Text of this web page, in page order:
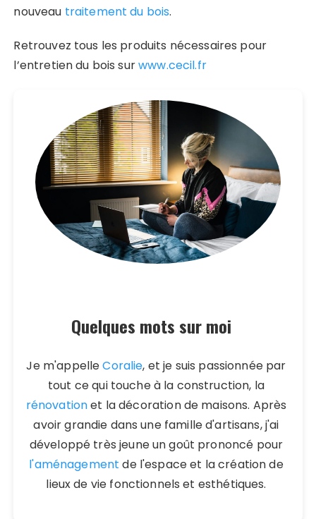
nouveau traitement du bois.
Retrouvez tous les produits nécessaires pour
l’entretien du bois surwww.cecil.fr
Quelques mots sur moi
Je m'appelleCoralie, et je suis passionnée par
tout ce qui touche à la construction, la
rénovationet la décoration de maisons. Après
avoir grandie dans une famille d'artisans, j'ai
développé très jeune un goût prononcé pour
l'aménagement de l'espace et la création de
lieux de vie fonctionnels et esthétiques.